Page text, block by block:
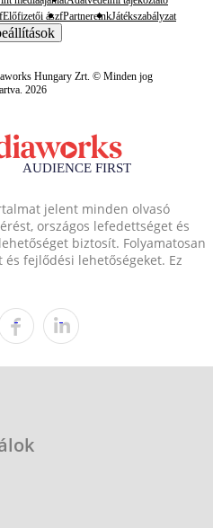
Előfizetői ászfPartnereinkJátékszabályzat
Hungary Zrt. © Minden jog
2026
jelent minden olvasó
országos lefedettséget és
biztosít. Folyamatosan
fejlődési lehetőségeket. Ez